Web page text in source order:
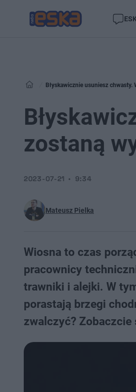
Błyskawicznie usuniesz
zostaną
Mateusz Pielka
2023-07-21 9:34
Wiosna to czas
pracownicy
trawniki i alejki. W
porastają brzegi
zwalczyć? Zobaczcie